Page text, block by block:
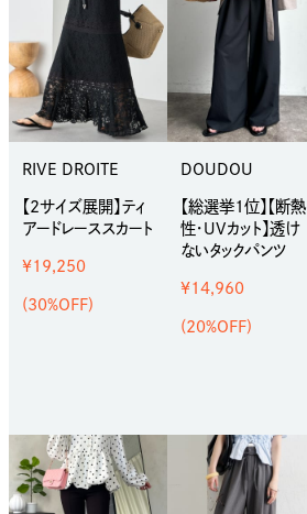
RIVE DROITE
【2サイズ展開】ティ
アードレーススカート
¥19,250
(30%OFF)
DOUDOU
【総選挙1位】【断熱
性・UVカット】透け
ないタックパンツ
¥14,960
(20%OFF)